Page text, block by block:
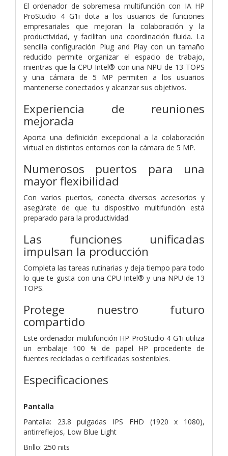
El ordenador de sobremesa multifunción con IA HP
ProStudio 4 G1i dota a los usuarios de funciones
empresariales que mejoran la colaboración y la
productividad, y facilitan una coordinación fluida. La
sencilla configuración Plug and Play con un tamaño
reducido permite organizar el espacio de trabajo,
mientras que la CPU Intel® con una NPU de 13 TOPS
y una cámara de 5 MP permiten a los usuarios
mantenerse conectados y alcanzar sus objetivos.
Experiencia de reuniones
mejorada
Aporta una definición excepcional a la colaboración
virtual en distintos entornos con la cámara de 5 MP.
Numerosos puertos para una
mayor flexibilidad
Con varios puertos, conecta diversos accesorios y
asegúrate de que tu dispositivo multifunción está
preparado para la productividad.
Las funciones unificadas
impulsan la producción
Completa las tareas rutinarias y deja tiempo para todo
lo que te gusta con una CPU Intel® y una NPU de 13
TOPS.
Protege nuestro futuro
compartido
Este ordenador multifunción HP ProStudio 4 G1i utiliza
un embalaje 100 % de papel HP procedente de
fuentes recicladas o certificadas sostenibles.
Especificaciones
Pantalla
Pantalla: 23.8 pulgadas IPS FHD (1920 x 1080),
antirreflejos, Low Blue Light
Brillo: 250 nits